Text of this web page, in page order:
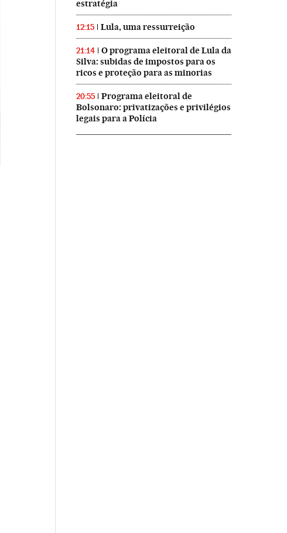
estratégia
12:15 Lula, uma ressurreição
21:14
O programa eleitoral de Lula da
Silva: subidas de impostos para os
ricos e proteção para as minorias
20:55
Programa eleitoral de
Bolsonaro: privatizações e privilégios
legais para a Polícia